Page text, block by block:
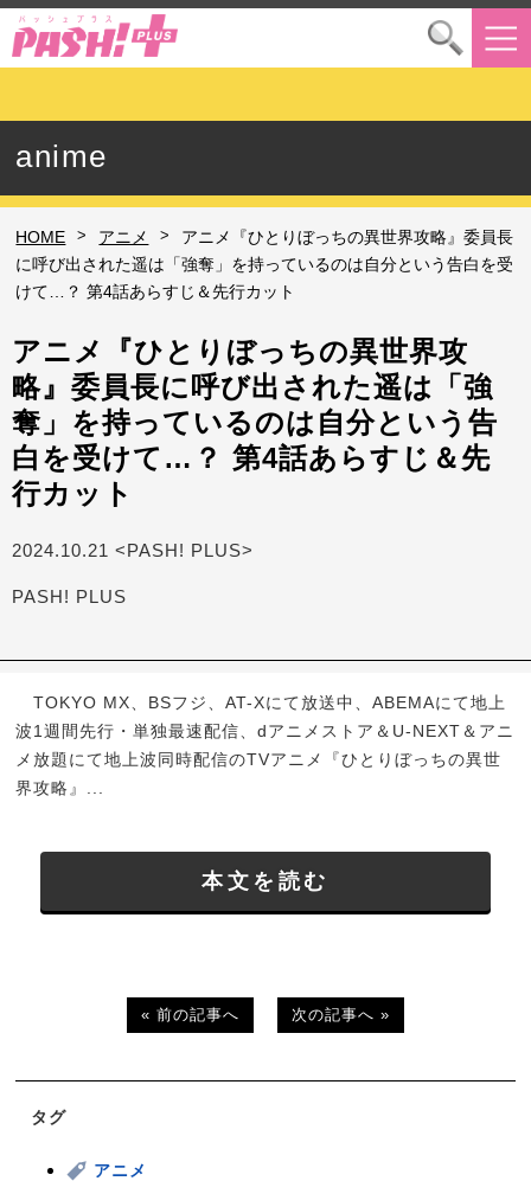
anime
HOME > アニメ >
アニメ『ひとりぼっちの異世界攻略』委員長
に呼び出された遥は「強奪」を持っているのは自分という告白を受
けて…？ 第4話あらすじ＆先行カット
アニメ『ひとりぼっちの異世界攻
略』委員長に呼び出された遥は「強
奪」を持っているのは自分という告
白を受けて…？ 第4話あらすじ＆先
行カット
2024.10.21 <PASH! PLUS>
PASH! PLUS
TOKYO MX、BSフジ、AT-Xにて放送中、ABEMAにて地上
波1週間先行・単独最速配信、dアニメストア＆U-NEXT＆アニ
メ放題にて地上波同時配信のTVアニメ『ひとりぼっちの異世
界攻略』...
本文を読む
« 前の記事へ 次の記事へ »
タグ
アニメ